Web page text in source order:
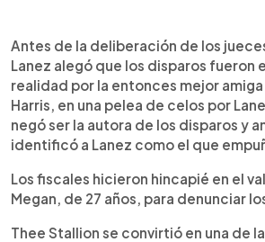
Antes de la deliberación de los
Lanez alegó que los disparos fueron
realidad por la entonces mejor
Harris, en una pelea de celos por
negó ser la autora de los disparos y
identificó a Lanez como el que
Los fiscales hicieron hincapié en el
Megan, de 27 años, para denunciar
Thee Stallion se convirtió en una de